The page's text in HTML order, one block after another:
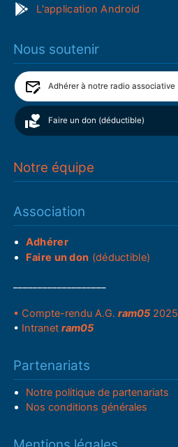
L'application Android
Nous soutenir
Adhérer à notre radio associative
Faire un don (déductible)
Notre équipe
Association
Adhérer
Faire un don (déductible)
• Compte-rendu A.G.ram05 2025
• Intranetram05
Partenariats
Notre politique de partenariats
Nos conditions générales